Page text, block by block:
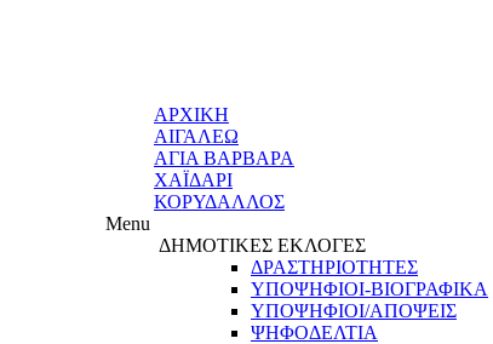
ΑΡΧΙΚΗ
ΑΙΓΑΛΕΩ
ΑΓΙΑ ΒΑΡΒΑΡΑ
ΧΑΪΔΑΡΙ
ΚΟΡΥΔΑΛΛΟΣ
Menu
ΔΗΜΟΤΙΚΕΣ ΕΚΛΟΓΕΣ
ΔΡΑΣΤΗΡΙΟΤΗΤΕΣ
ΥΠΟΨΗΦΙΟΙ-ΒΙΟΓΡΑΦΙΚΑ
ΥΠΟΨΗΦΙΟΙ/ΑΠΟΨΕΙΣ
ΨΗΦΟΔΕΛΤΙΑ